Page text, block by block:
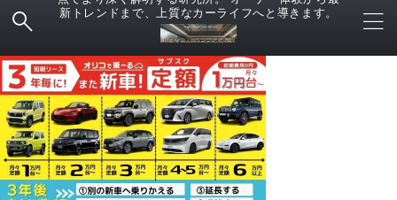
新トレンドまで、上質なカーライフへと導きます。